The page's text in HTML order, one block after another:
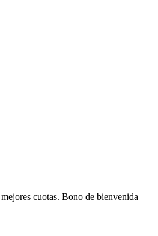
cuotas. Bono de bienvenida